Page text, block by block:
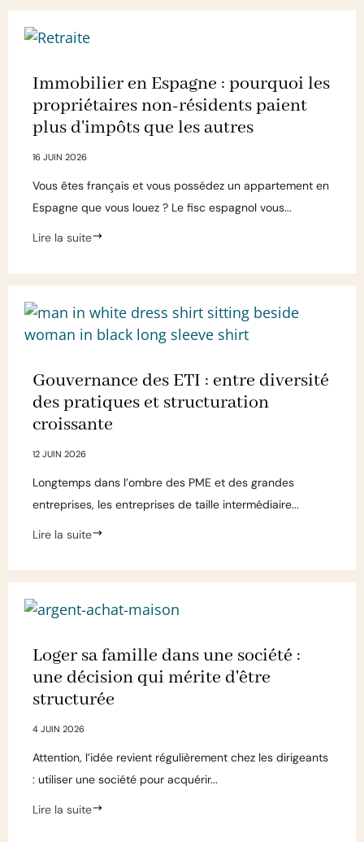
Immobilier en Espagne : pourquoi les
propriétaires non-résidents paient
plus d'impôts que les autres
16 JUIN 2026
Vous êtes français et vous possédez un appartement en
Espagne que vous louez ? Le fisc espagnol vous...
Lire la suite
Gouvernance des ETI : entre diversité
des pratiques et structuration
croissante
12 JUIN 2026
Longtemps dans l’ombre des PME et des grandes
entreprises, les entreprises de taille intermédiaire...
Lire la suite
Loger sa famille dans une société :
une décision qui mérite d'être
structurée
4 JUIN 2026
Attention, l’idée revient régulièrement chez les dirigeants
: utiliser une société pour acquérir...
Lire la suite